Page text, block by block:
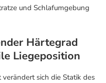
und Schlafumgebung
Härtegrad
Liegeposition
sich die Statik des